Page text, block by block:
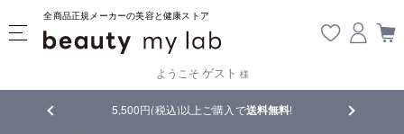
全商品正規メーカーの美容と健康ストア
ようこそ ゲスト 様
5,500円(税込)以上ご購入で送料無料! 【重要】